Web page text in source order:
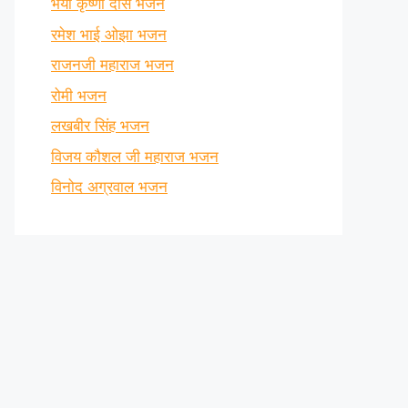
भैया कृष्णा दास भजन
रमेश भाई ओझा भजन
राजनजी महाराज भजन
रोमी भजन
लखबीर सिंह भजन
विजय कौशल जी महाराज भजन
विनोद अग्रवाल भजन